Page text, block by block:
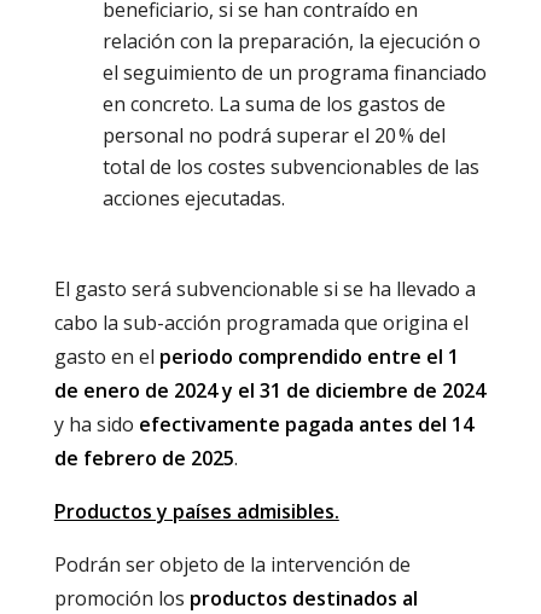
beneficiario, si se han contraído en
relación con la preparación, la ejecución o
el seguimiento de un programa financiado
en concreto. La suma de los gastos de
personal no podrá superar el 20 % del
total de los costes subvencionables de las
acciones ejecutadas.
El gasto será subvencionable si se ha llevado a
cabo la sub-acción programada que origina el
gasto en el periodo comprendido entre el 1
de enero de 2024 y el 31 de diciembre de 2024
y ha sido efectivamente pagada antes del 14
de febrero de 2025.
Productos y países admisibles.
Podrán ser objeto de la intervención de
promoción los productos destinados al